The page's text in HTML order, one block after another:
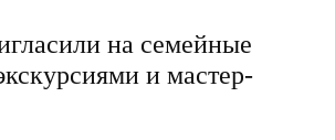
на семейные
и мастер-